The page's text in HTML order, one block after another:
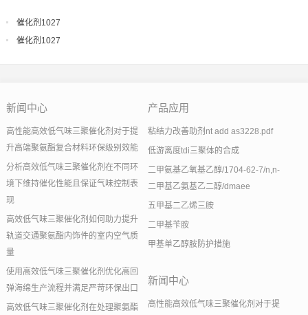
催化剂1027
催化剂1027
新闻中心
高性能高效低气味三聚催化剂对于提
升高端聚氨酯复合材料环保级别效能
分析高效低气味三聚催化剂在不同环
境下维持催化性能且保证气味控制表
现
高效低气味三聚催化剂如何助力提升
轨道交通聚氨酯内饰件的室内空气质
量
使用高效低气味三聚催化剂优化高回
弹海绵生产流程并满足严苛环保出口
高效低气味三聚催化剂在处理聚氨酯
产品应用
粘结力改善助剂nt add as3228.pdf
低游离度tdi三聚体的合成
二甲氨基乙氧基乙醇/1704-62-7/n,n-
二甲基乙氨基乙二醇/dmaee
五甲基二乙烯三胺
二甲基苄胺
甲基单乙醇胺防护措施
新闻中心
高性能高效低气味三聚催化剂对于提